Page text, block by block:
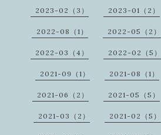
2023-02（3） 2023-01（2）
2022-08（1） 2022-05（2）
2022-03（4） 2022-02（5）
2021-09（1） 2021-08（1）
2021-06（2） 2021-05（5）
2021-03（2） 2021-02（5）